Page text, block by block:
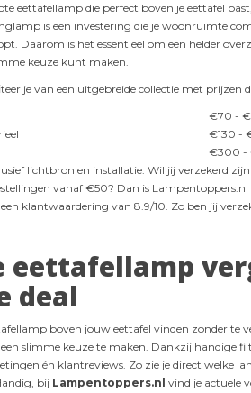
eettafellamp die perfect boven je eettafel
is een investering die je woonruimte
Daarom is het essentieel om een helder
keuze kunt maken.
je van een uitgebreide collectie met prijzen
€70 -
€130 -
€300 -
lichtbron en installatie. Wil jij verzekerd
vanaf €50? Dan is
klantwaardering van 8.9/10. Zo ben jij
eettafellamp
deal
boven jouw eettafel vinden zonder te
slimme keuze te maken. Dankzij handige
én klantreviews. Zo zie je direct welke
bij Lampentoppers.nl vind je actuele